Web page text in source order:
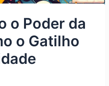
o Poder da
o Gatilho